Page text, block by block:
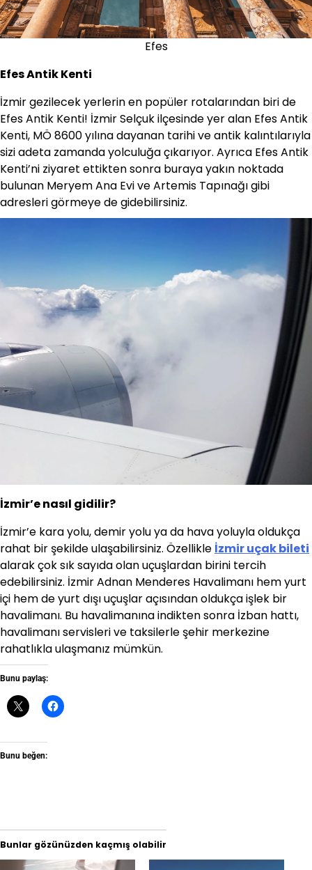
Efes
Efes Antik Kenti
İzmir gezilecek yerlerin en popüler rotalarından biri de
Efes Antik Kenti! İzmir Selçuk ilçesinde yer alan Efes Antik
Kenti, MÖ 8600 yılına dayanan tarihi ve antik kalıntılarıyla
sizi adeta zamanda yolculuğa çıkarıyor. Ayrıca Efes Antik
Kenti’ni ziyaret ettikten sonra buraya yakın noktada
bulunan Meryem Ana Evi ve Artemis Tapınağı gibi
adresleri görmeye de gidebilirsiniz.
İzmir’e nasıl gidilir?
İzmir’e kara yolu, demir yolu ya da hava yoluyla oldukça
rahat bir şekilde ulaşabilirsiniz. Özellikle İzmir uçak bileti
alarak çok sık sayıda olan uçuşlardan birini tercih
edebilirsiniz. İzmir Adnan Menderes Havalimanı hem yurt
içi hem de yurt dışı uçuşlar açısından oldukça işlek bir
havalimanı. Bu havalimanına indikten sonra İzban hattı,
havalimanı servisleri ve taksilerle şehir merkezine
rahatlıkla ulaşmanız mümkün.
Bunu paylaş:
Bunu beğen:
Bunlar gözünüzden kaçmış olabilir